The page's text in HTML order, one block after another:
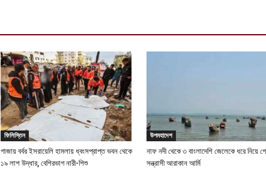
ফিলিস্তিন
গাজায় বর্বর ইসরায়েলি হামলায় ধ্বংসপ্রাপ্ত ভবন থেকে
১৯ লাশ উদ্ধার, বেশিরভাগ নারী-শিশু
উপমহাদেশ
নাফ নদী থেকে ৩ বাংলাদেশি জেলেকে ধরে নিয়ে
সন্ত্রাসী আরাকান আর্মি